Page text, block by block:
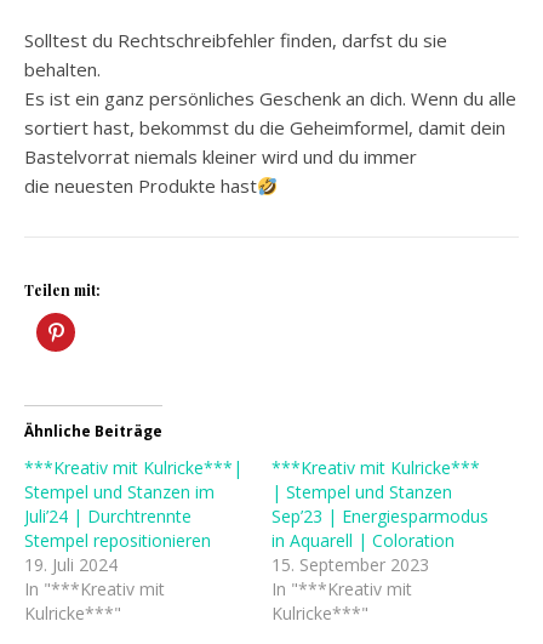
Solltest du Rechtschreibfehler finden, darfst du sie
behalten.
Es ist ein ganz persönliches Geschenk an dich. Wenn du alle
sortiert hast, bekommst du die Geheimformel, damit dein
Bastelvorrat niemals kleiner wird und du immer
die neuesten Produkte hast
Teilen mit:
Ähnliche Beiträge
***Kreativ mit Kulricke***|
Stempel und Stanzen im
Juli’24 | Durchtrennte
Stempel repositionieren
19. Juli 2024
In "***Kreativ mit
Kulricke***"
***Kreativ mit Kulricke***
| Stempel und Stanzen
Sep’23 | Energiesparmodus
in Aquarell | Coloration
15. September 2023
In "***Kreativ mit
Kulricke***"